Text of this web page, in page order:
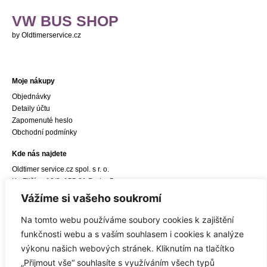
Vážíme si vašeho soukromí
Na tomto webu používáme soubory cookies k zajištění
funkčnosti webu a s vaším souhlasem i cookies k analýze
výkonu našich webových stránek. Kliknutím na tlačítko
„Přijmout vše“ souhlasíte s využíváním všech typů
VW BUS SHOP
by Oldtimerservice.cz
Moje nákupy
Objednávky
Detaily účtu
Zapomenuté heslo
Obchodní podmínky
Kde nás najdete
Oldtimer service.cz spol. s r. o.
Ke Zličínu 12/3, 155 21 Praha 5
e-mail:info@oldtimerservice.cz
Sídlo společnosti
Oldtimer service.cz spol. s r. o.
Hostivická 8/10, 155 21 Praha 5